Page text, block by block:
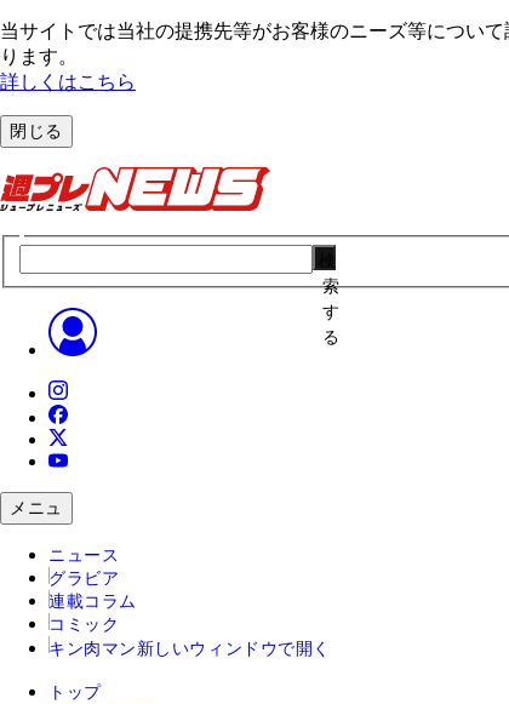
当サイトでは当社の提携先等がお客様のニーズ等につい
ります。
詳しくはこちら
閉じる
索
す
る
メニュ
ニュース
グラビア
連載コラム
コミック
キン肉マン 新しいウィンドウで開く
トップ